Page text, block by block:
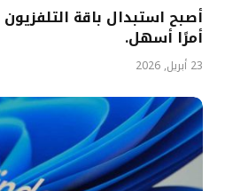
أصبح استبدال باقة
أمرًا أسهل.
23 أبريل, 2026